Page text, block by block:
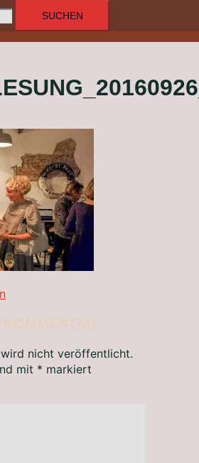
nicht veröffentlicht.
mit * markiert